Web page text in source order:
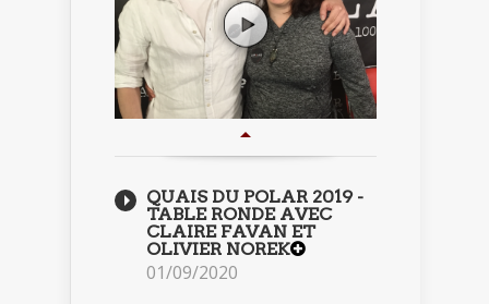
QUAIS DU POLAR 2019 -
TABLE RONDE AVEC
CLAIRE FAVAN ET
OLIVIER NOREK
01/09/2020